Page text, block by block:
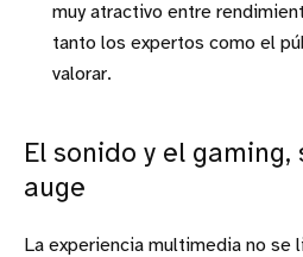
muy atractivo entre
tanto los expertos como el
valorar.
El sonido y el gaming,
auge
La experiencia multimedia no se